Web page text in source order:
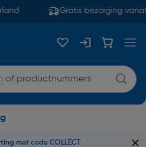
Gratis bezorging vanaf
met code COLLECT